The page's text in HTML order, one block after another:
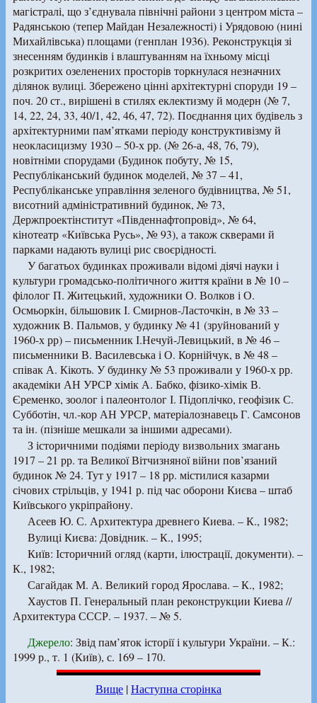
магістралі, що з’єднувала північні райони з центром міста –
Радянською (тепер Майдан Незалежності) і Урядовою (нині
Михайлівська) площами (генплан 1936). Реконструкція зі
знесенням будинків і влаштуванням на їхньому місці
розкритих озеленених просторів торкнулася незначних
ділянок вулиці. Збережено цінні архітектурні споруди 19 –
поч. 20 ст., вирішені в стилях еклектизму й модерн (№ 7,
14, 22, 24, 33, 40/1, 42, 46, 47, 72). Поєднання цих будівель з
архітектурними пам’ятками періоду конструктивізму й
неокласицизму 1930 – 50-х рр. (№ 26-а, 48, 76, 79),
новітніми спорудами (Будинок побуту, № 15,
Республіканський будинок моделей, № 37 – 41,
Республіканське управління зеленого будівництва, № 51,
висотний адміністративний будинок, № 73,
Держпроектінститут «Південнафтопровід», № 64,
кінотеатр «Київська Русь», № 93), а також скверами й
парками надають вулиці рис своєрідності.
У багатьох будинках проживали відомі діячі науки і
культури громадсько-політичного життя країни в № 10 –
філолог П. Житецький, художники О. Волков і О.
Осмьоркін, більшовик І. Смирнов-Ласточкін, в № 33 –
художник В. Пальмов, у будинку № 41 (зруйнований у
1960-х рр) – письменник І.Нечуй-Левицький, в № 46 –
письменники В. Василевська і О. Корнійчук, в № 48 –
співак А. Кікоть. У будинку № 53 проживали у 1960-х рр.
академіки АН УРСР хімік А. Бабко, фізико-хімік В.
Єременко, зоолог і палеонтолог І. Підоплічко, геофізик С.
Субботін, чл.-кор АН УРСР, матеріалознавець Г. Самсонов
та ін. (пізніше мешкали за іншими адресами).
З історичними подіями періоду визвольних змагань
1917 – 21 рр. та Великої Вітчизняної війни пов’язаний
будинок № 24. Тут у 1917 – 18 рр. містилися казарми
січових стрільців, у 1941 р. під час оборони Києва – штаб
Київського укріпрайону.
Асеев Ю. С. Архитектура древнего Киева. – К., 1982;
Вулиці Києва: Довідник. – К., 1995;
Київ: Історичний огляд (карти, ілюстрації, документи). –
К., 1982;
Сагайдак М. А. Великий город Ярослава. – К., 1982;
Хаустов П. Генеральный план реконструкции Киева //
Архитектура СССР. – 1937. – № 5.
Джерело: Звід пам’яток історії і культури України. – К.:
1999 р., т. 1 (Київ), с. 169 – 170.
Вище |Наступна сторінка